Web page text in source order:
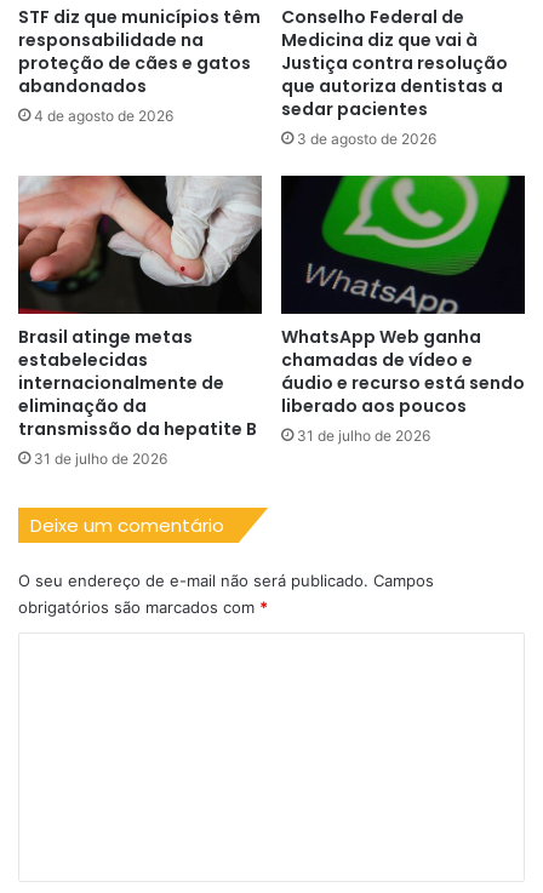
STF diz que municípios têm
responsabilidade na
proteção de cães e gatos
abandonados
4 de agosto de 2026
Conselho Federal de
Medicina diz que vai à
Justiça contra resolução
que autoriza dentistas a
sedar pacientes
3 de agosto de 2026
Brasil atinge metas
estabelecidas
internacionalmente de
eliminação da
transmissão da hepatite B
31 de julho de 2026
WhatsApp Web ganha
chamadas de vídeo e
áudio e recurso está sendo
liberado aos poucos
31 de julho de 2026
Deixe um comentário
O seu endereço de e-mail não será publicado. Campos
obrigatórios são marcados com *